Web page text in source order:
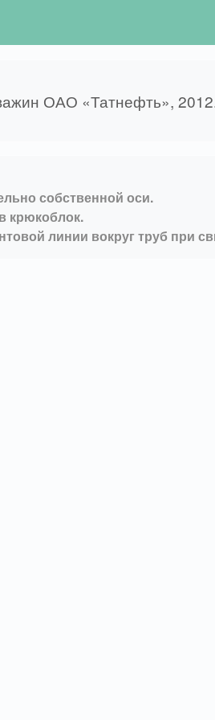
ОАО «Татнефть»,
собственной оси.
крюкоблок.
линии вокруг труб при